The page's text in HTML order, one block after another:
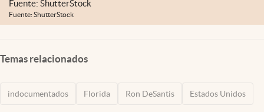
Fuente: ShutterStock
Fuente: ShutterStock
Temas relacionados
indocumentados Florida Ron DeSantis Estados Unidos